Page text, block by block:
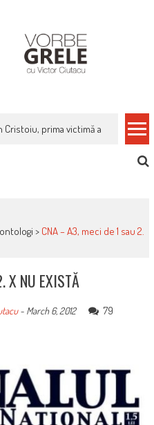
rapid, gratuit și eficient,
> CNA – A3, meci de 1 sau 2.
X NU EXISTĂ
- March 6, 2012
79